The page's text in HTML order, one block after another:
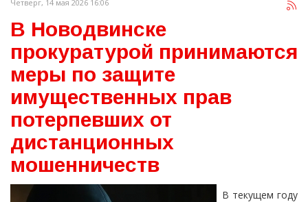
Четверг, 14 мая 2026 16:06
В Новодвинске
прокуратурой принимаются
меры по защите
имущественных прав
потерпевших от
дистанционных
мошенничеств
В текущем году